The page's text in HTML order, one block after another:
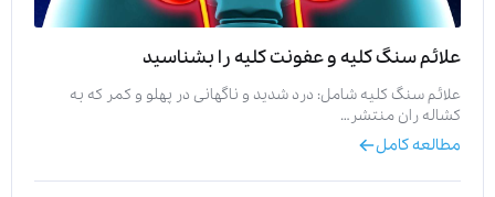
علائم سنگ کلیه و عفونت کلیه را بشناسید
علائم سنگ کلیه شامل: درد شدید و ناگهانی در پهلو و کمر که به
کشاله ران منتشر…
مطالعه کامل